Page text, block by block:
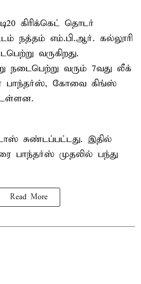
கிரிக்கெட் தொடர்
நத்தம் எம்.பி.ஆர். கல்லூரி
வருகிறது.
நடைபெற்று வரும் 7வது லீக்
பாந்தர்ஸ், கோவை கிங்ஸ்
சுண்டப்பட்டது. இதில்
பாந்தர்ஸ் முதலில் பந்து
Read More